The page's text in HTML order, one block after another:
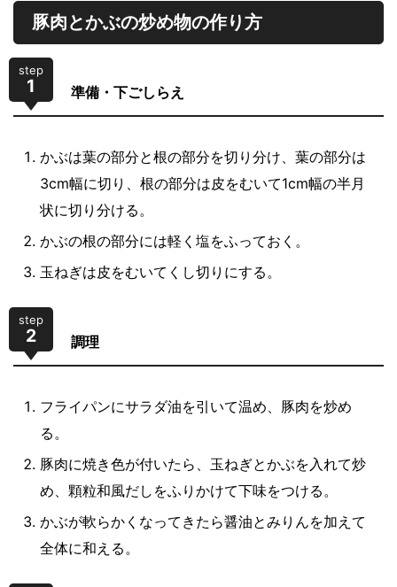
豚肉とかぶの炒め物の作り方
step
1 準備・下ごしらえ
かぶは葉の部分と根の部分を切り分け、葉の部分は
3cm幅に切り、根の部分は皮をむいて1cm幅の半月
状に切り分ける。
かぶの根の部分には軽く塩をふっておく。
玉ねぎは皮をむいてくし切りにする。
step
2 調理
フライパンにサラダ油を引いて温め、豚肉を炒め
る。
豚肉に焼き色が付いたら、玉ねぎとかぶを入れて炒
め、顆粒和風だしをふりかけて下味をつける。
かぶが軟らかくなってきたら醤油とみりんを加えて
全体に和える。